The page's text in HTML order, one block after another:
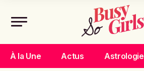
À la Une Actus Astrologie